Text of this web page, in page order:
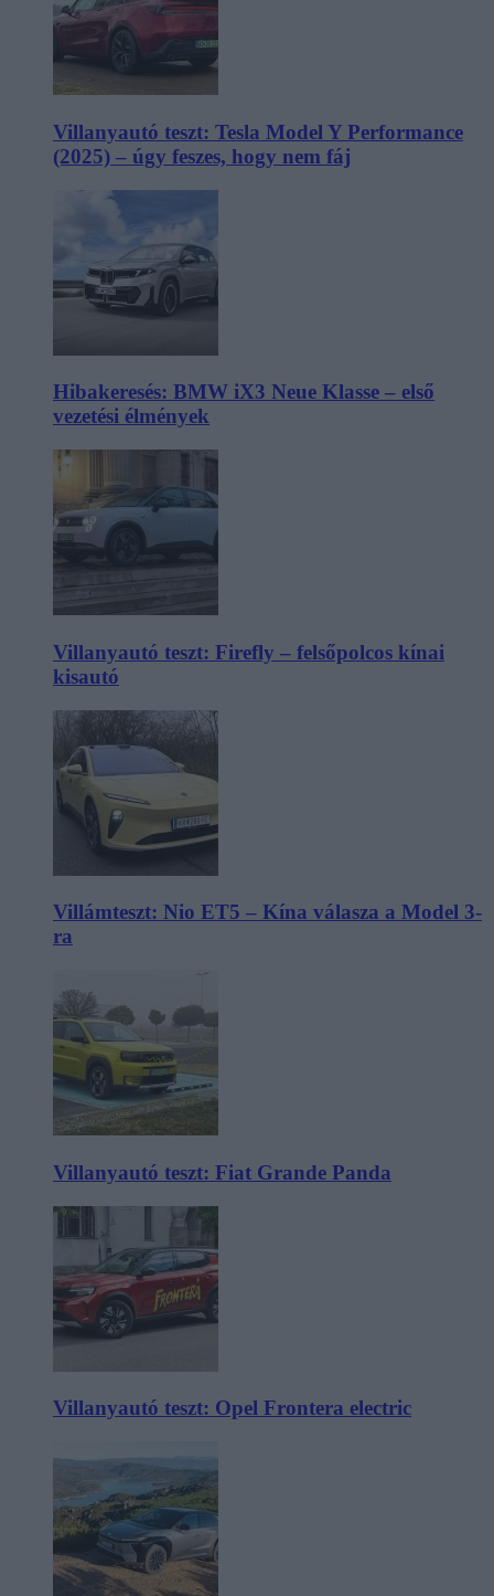
Villanyautó teszt: Tesla Model Y Performance
(2025) – úgy feszes, hogy nem fáj
Hibakeresés: BMW iX3 Neue Klasse – első
vezetési élmények
Villanyautó teszt: Firefly – felsőpolcos kínai
kisautó
Villámteszt: Nio ET5 – Kína válasza a Model 3-
ra
Villanyautó teszt: Fiat Grande Panda
Villanyautó teszt: Opel Frontera electric